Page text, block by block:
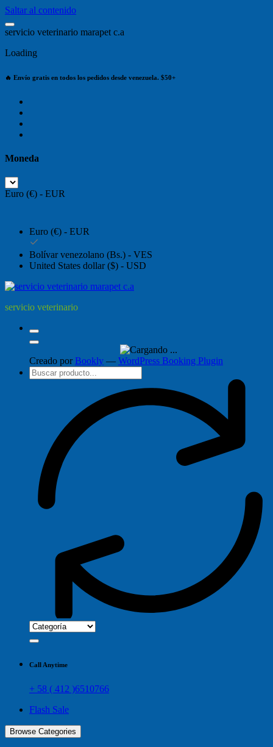
Saltar al contenido
servicio veterinario marapet c.a
Loading
🔥 Envío gratis en todos los pedidos desde venezuela. $50+
Moneda
Euro (€) - EUR
Euro (€) - EUR
Bolívar venezolano (Bs.) - VES
United States dollar ($) - USD
servicio veterinario
Creado por Bookly — WordPress Booking Plugin
Call Anytime
+ 58 ( 412 )6510766
Flash Sale
Browse Categories